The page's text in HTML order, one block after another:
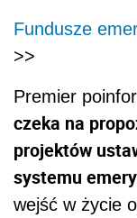
Fundusze
>>
Premier
czeka na
projektów
systemu
wejść w życie